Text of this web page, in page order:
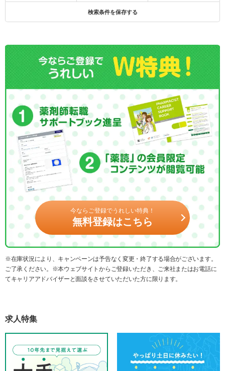
検索条件を保存する
今ならご登録でうれしい特典！
無料登録はこちら
※在庫状況により、キャンペーンは予告なく変更・終了する場合がございます。
ご了承ください。※本ウェブサイトからご登録いただき、ご来社またはお電話に
てキャリアアドバイザーと面談をさせていただいた方に限ります。
求人特集